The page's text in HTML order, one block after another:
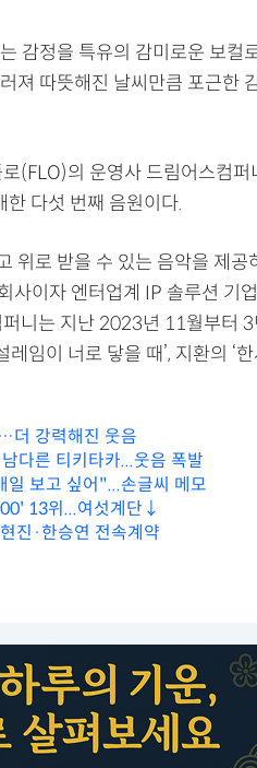
감정을 특유의 감미로운 보컬
져 따뜻해진 날씨만큼 포근한
로(FLO)의 운영사 드림어스컴
다섯 번째 음원이다.
위로 받을 수 있는 음악을 제공
사이자 엔터업계 IP 솔루션 기
니는 지난 2023년 11월부터 3
레임이 너로 닿을 때’, 지환의 ‘
더 강력해진 웃음
다른 티키타카...웃음 폭발
일 보고 싶어"...손글씨 메모
13위...여섯계단↓
진·한승연 전속계약